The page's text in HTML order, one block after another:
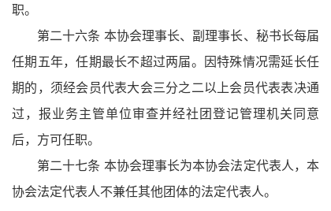
职。
第二十六条 本协会理事长、副理事长、秘书长每届
任期五年，任期最长不超过两届。因特殊情况需延长任
期的，须经会员代表大会三分之二以上会员代表表决通
过，报业务主管单位审查并经社团登记管理机关同意
后，方可任职。
第二十七条 本协会理事长为本协会法定代表人，本
协会法定代表人不兼任其他团体的法定代表人。